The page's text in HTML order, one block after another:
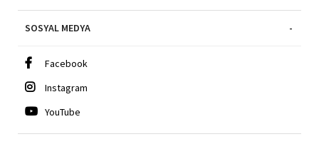
SOSYAL MEDYA
Facebook
Instagram
YouTube